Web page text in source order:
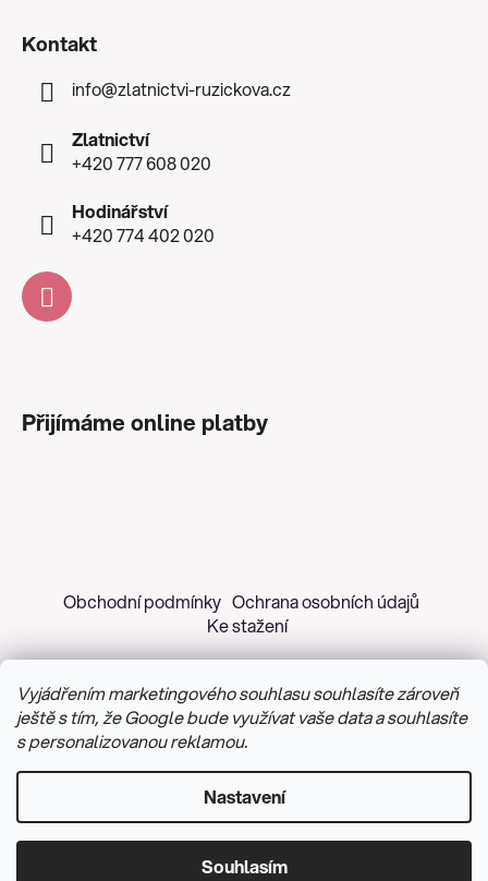
Vyjádřením marketingového souhlasu souhlasíte zároveň
ještě s tím, že Google bude využívat vaše data a souhlasíte
s personalizovanou reklamou.
Nastavení
Souhlasím
Kontakt
info@zlatnictvi-ruzickova.cz
Zlatnictví
+420 777 608 020
Hodinářství
+420 774 402 020
Přijímáme online platby
Obchodní podmínky Ochrana osobních údajů
Ke stažení
Vytvořil Shoptet&PekneWeby
Upravit nastavení cookies